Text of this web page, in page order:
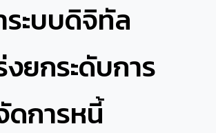
ระบบดิจิทัล
ยกระดับการ
ดการหนี้